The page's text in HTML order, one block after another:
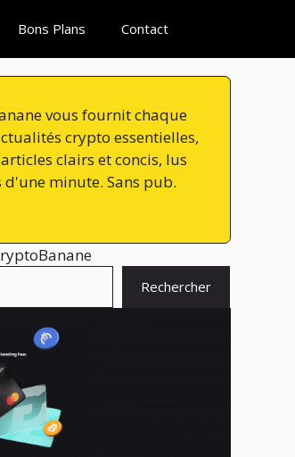
Bons Plans Contact
vous fournit chaque
crypto essentielles,
clairs et concis, lus
d'une minute. Sans pub.
Rechercher